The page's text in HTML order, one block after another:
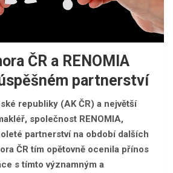
ČR a RENOMIA
partnerství
republiky (AK ČR) a největší
společnost RENOMIA,
partnerství na období dalších
ČR tím opětovně ocenila přínos
s tímto významným a